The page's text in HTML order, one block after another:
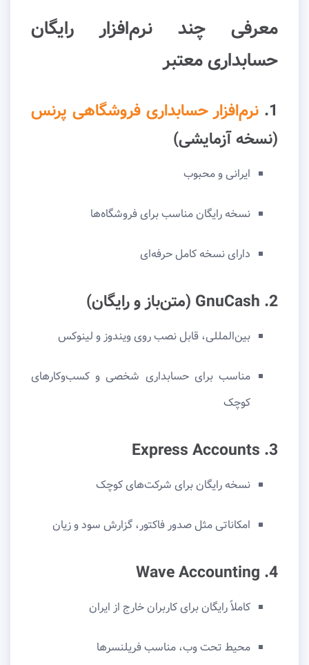
معرفی چند نرم‌افزار رایگان
حسابداری معتبر
1. نرم‌افزار حسابداری فروشگاهی پرنس
(نسخه آزمایشی)
ایرانی و محبوب
نسخه رایگان مناسب برای فروشگاه‌ها
دارای نسخه کامل حرفه‌ای
2. GnuCash (متن‌باز و رایگان)
بین‌المللی، قابل نصب روی ویندوز و لینوکس
مناسب برای حسابداری شخصی و کسب‌وکارهای
کوچک
3. Express Accounts
نسخه رایگان برای شرکت‌های کوچک
امکاناتی مثل صدور فاکتور، گزارش سود و زیان
4. Wave Accounting
کاملاً رایگان برای کاربران خارج از ایران
محیط تحت وب، مناسب فریلنسرها